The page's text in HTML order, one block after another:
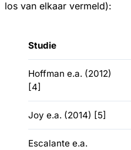
los van elkaar vermeld):
Studie
Hoffman e.a. (2012)
[4]
Joy e.a. (2014) [5]
Escalante e.a.